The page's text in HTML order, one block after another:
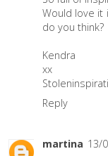
Would love it
do you think?
Kendra
xx
Reply
martina 13/